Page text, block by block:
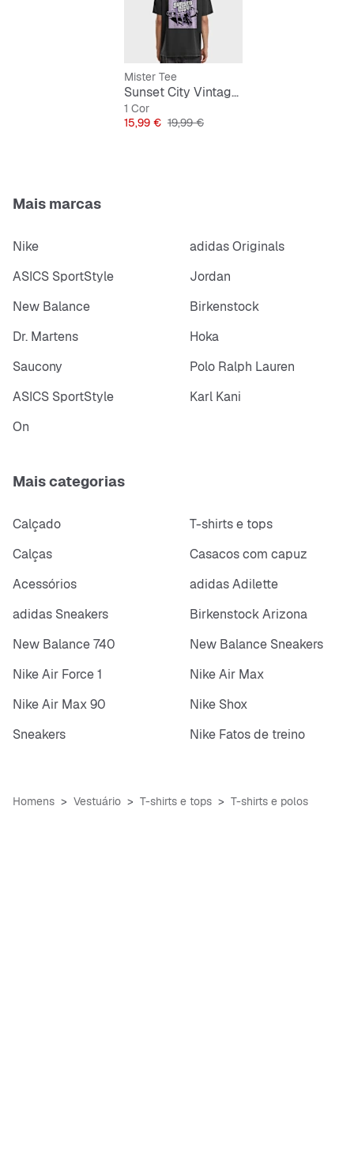
Mister Tee
Sunset City Vintage Oversize Tee
1 Cor
Preço
15,99 € Preço original
19,99 €
Mais marcas
Nike
adidas Originals
ASICS SportStyle
Jordan
New Balance
Birkenstock
Dr. Martens
Hoka
Saucony
Polo Ralph Lauren
ASICS SportStyle
Karl Kani
On
Mais categorias
Calçado
T-shirts e tops
Calças
Casacos com capuz
Acessórios
adidas Adilette
adidas Sneakers
Birkenstock Arizona
New Balance 740
New Balance Sneakers
Nike Air Force 1
Nike Air Max
Nike Air Max 90
Nike Shox
Sneakers
Nike Fatos de treino
Homens Vestuário T-shirts e tops T-shirts e polos